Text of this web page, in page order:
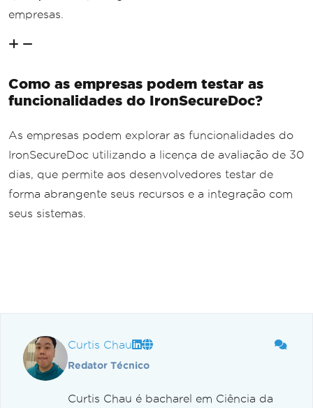
empresas.
Como as empresas podem testar as
funcionalidades do IronSecureDoc?
As empresas podem explorar as funcionalidades do
IronSecureDoc utilizando a licença de avaliação de 30
dias, que permite aos desenvolvedores testar de
forma abrangente seus recursos e a integração com
seus sistemas.
Curtis Chau
Redator Técnico
Curtis Chau é bacharel em Ciência da